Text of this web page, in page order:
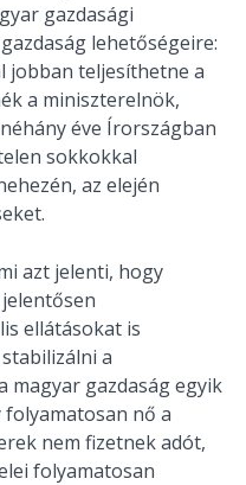
gazdasági
lehetőségeire:
jobban teljesíthetne a
a miniszterelnök,
éve Írországban
sokkokkal
az elején
azt jelenti, hogy
ellátásokat is
a
magyar gazdaság egyik
nő a
nem fizetnek adót,
folyamatosan